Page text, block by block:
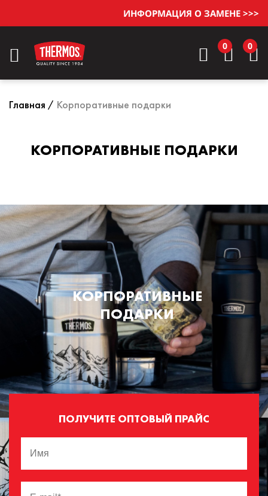
ИНФОРМАЦИЯ О ЗАМЕНЕ >>>
0 0
Главная Корпоративные подарки
КОРПОРАТИВНЫЕ ПОДАРКИ
КОРПОРАТИВНЫЕ
ПОДАРКИ
ПОЛУЧИТЕ ОПТОВЫЙ ПРАЙС